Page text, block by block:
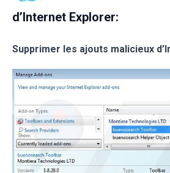
d’Internet Explorer:
Supprimer les ajouts malicieux